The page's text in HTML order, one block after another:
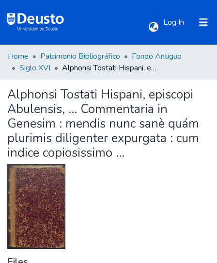
Log In (current)
Communities & Collections
All of DSpace
Statistics
Home Patrimonio Bibliográfico
Fondo Antiguo
Siglo XVI
Alphonsi Tostati Hispani, episcopi Abulensis, ... Commentaria in Genesim : mendis nunc sanè quám plurimis diligenter expurgata : cum indice copiosissimo ...
Alphonsi Tostati Hispani, episcopi
Abulensis, ... Commentaria in
Genesim : mendis nunc sanè quám
plurimis diligenter expurgata : cum
indice copiosissimo ...